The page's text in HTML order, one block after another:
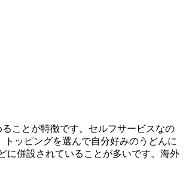
ことが特徴です。セルフサービスなの
ッピングを選んで自分好みのうどんに
に併設されていることが多いです。海外